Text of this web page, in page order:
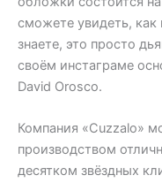
сможете увидеть,
знаете, это просто
своём инстаграме
David Orosco.
Компания «Cuzzalo»
производством
десятком звёздных